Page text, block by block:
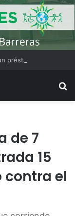
de 7
15
contra el